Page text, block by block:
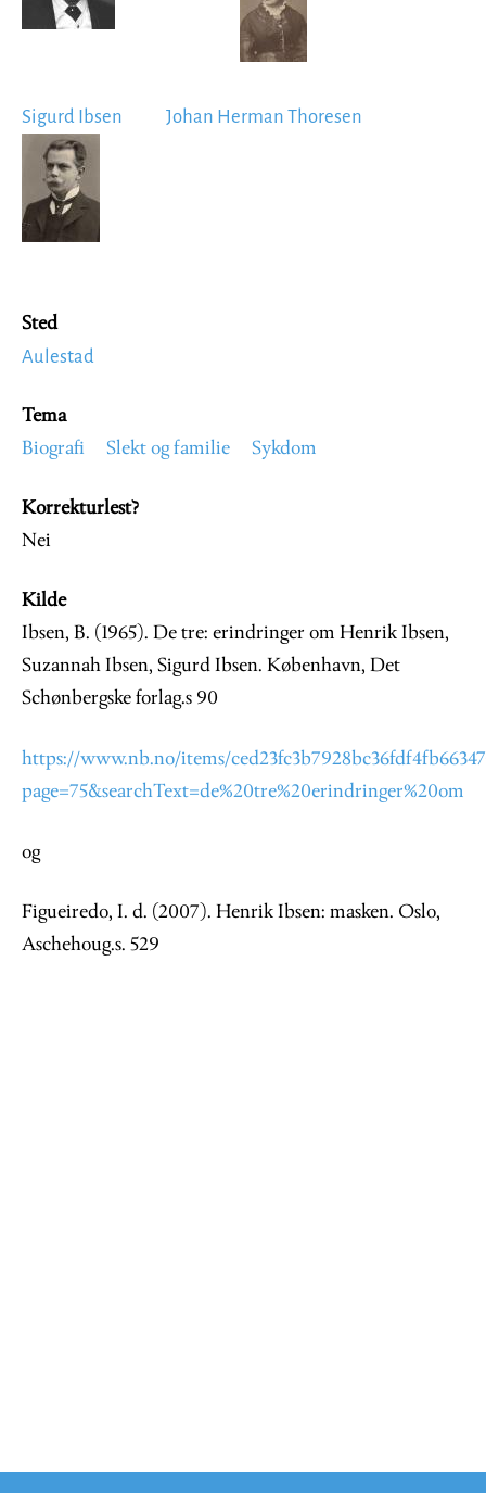
Sigurd Ibsen
Image
Johan Herman Thoresen
Sted
Aulestad
Tema
Biografi
Slekt og familie Sykdom
Korrekturlest?
Nei
Kilde
Ibsen, B. (1965). De tre: erindringer om Henrik Ibsen,
Suzannah Ibsen, Sigurd Ibsen. København, Det
Schønbergske forlag.s 90
https://www.nb.no/items/
page=75&searchText=de%20tre%20erindringer%20om
og
Figueiredo, I. d. (2007). Henrik Ibsen: masken. Oslo,
Aschehoug.s. 529